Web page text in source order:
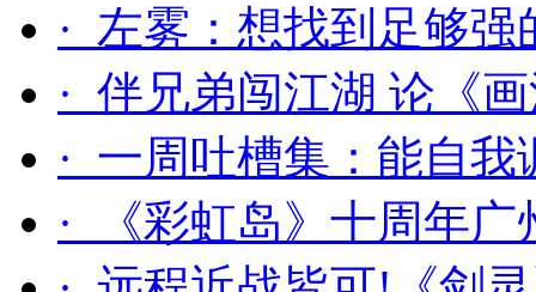
· 左雾：想找到足够
· 伴兄弟闯江湖 论《
· 一周吐槽集：能自
· 《彩虹岛》十周年